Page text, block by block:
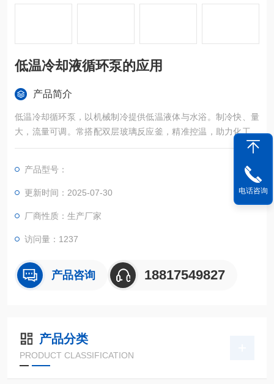
低温冷却液循环泵的应用
产品简介
低温冷却循环泵，以机械制冷提供低温液体与水浴。制冷快、量
大，流量可调。常搭配双层玻璃反应釜，精准控温，助力化工、
医药、科研等领域实验与生产 。
产品型号：
更新时间：2025-07-30
厂商性质：生产厂家
访问量：1237
产品咨询 18817549827
产品分类
PRODUCT CLASSIFICATION
电话咨询